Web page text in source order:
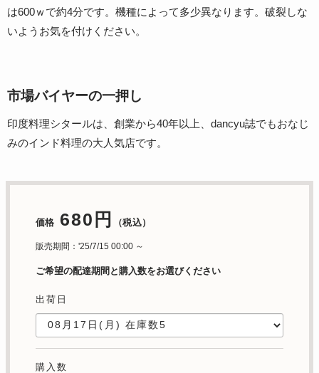
は600ｗで約4分です。機種によって多少異なります。破裂しな
いようお気を付けください。
市場バイヤーの一押し
印度料理シタールは、創業から40年以上、dancyu誌でもおなじ
みのインド料理の大人気店です。
価格 680円 （税込）
販売期間：'25/7/15 00:00 ～
ご希望の配達期間と購入数をお選びください
出荷日
購入数